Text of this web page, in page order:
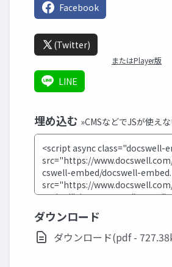
Facebook
(Twitter)
またはPlayer版
LINE
埋め込む »CMSなどでJSが使え
ダウンロード
ダウンロード(pdf -